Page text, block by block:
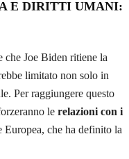
E DIRITTI UMANI:
che Joe Biden ritiene la
limitato non solo in
Per raggiungere questo
le relazioni con i
che ha definito la